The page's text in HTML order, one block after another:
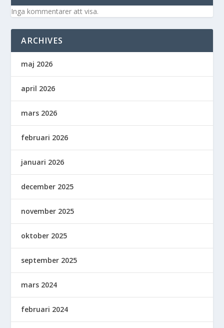
Inga kommentarer att visa.
ARCHIVES
maj 2026
april 2026
mars 2026
februari 2026
januari 2026
december 2025
november 2025
oktober 2025
september 2025
mars 2024
februari 2024